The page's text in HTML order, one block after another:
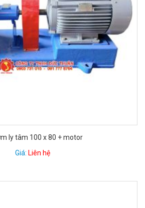
ly tâm 100 x 80 + motor
Giá: Liên hệ